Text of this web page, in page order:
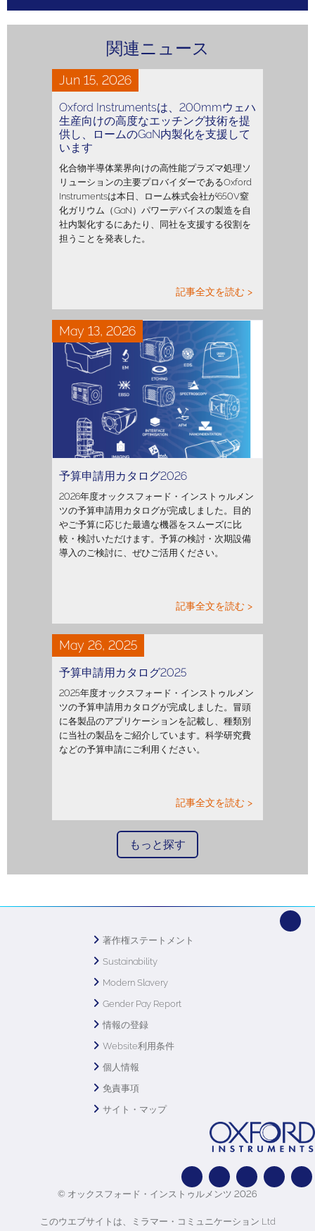
関連ニュース
Jun 15, 2026
Oxford Instrumentsは、200mmウェハ
生産向けの高度なエッチング技術を提
供し、ロームのGaN内製化を支援して
います
化合物半導体業界向けの高性能プラズマ処理ソ
リューションの主要プロバイダーであるOxford
Instrumentsは本日、ローム株式会社が650V窒
化ガリウム（GaN）パワーデバイスの製造を自
社内製化するにあたり、同社を支援する役割を
担うことを発表した。
記事全文を読む >
May 13, 2026
予算申請用カタログ2026
2026年度オックスフォード・インストゥルメン
ツの予算申請用カタログが完成しました。目的
やご予算に応じた最適な機器をスムーズに比
較・検討いただけます。予算の検討・次期設備
導入のご検討に、ぜひご活用ください。
記事全文を読む >
May 26, 2025
予算申請用カタログ2025
2025年度オックスフォード・インストゥルメン
ツの予算申請用カタログが完成しました。冒頭
に各製品のアプリケーションを記載し、種類別
に当社の製品をご紹介しています。科学研究費
などの予算申請にご利用ください。
記事全文を読む >
もっと探す
著作権ステートメント
Sustainability
Modern Slavery
Gender Pay Report
情報の登録
Website利用条件
個人情報
免責事項
サイト・マップ
© オックスフォード・インストゥルメンツ 2026
このウエブサイトは、ミラマー・コミュニケーション Ltd